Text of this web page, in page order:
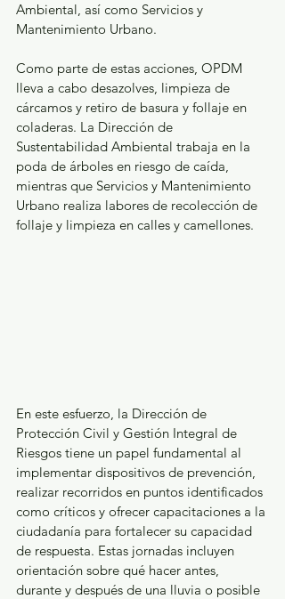
Ambiental, así como Servicios y
Mantenimiento Urbano.
Como parte de estas acciones, OPDM
lleva a cabo desazolves, limpieza de
cárcamos y retiro de basura y follaje en
coladeras. La Dirección de
Sustentabilidad Ambiental trabaja en la
poda de árboles en riesgo de caída,
mientras que Servicios y Mantenimiento
Urbano realiza labores de recolección de
follaje y limpieza en calles y camellones.
En este esfuerzo, la Dirección de
Protección Civil y Gestión Integral de
Riesgos tiene un papel fundamental al
implementar dispositivos de prevención,
realizar recorridos en puntos identificados
como críticos y ofrecer capacitaciones a la
ciudadanía para fortalecer su capacidad
de respuesta. Estas jornadas incluyen
orientación sobre qué hacer antes,
durante y después de una lluvia o posible